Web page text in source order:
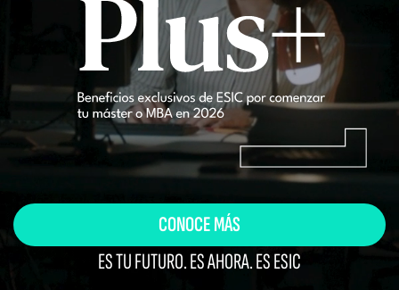
CONOCE MÁS
ES TU FUTURO. ES AHORA. ES ESIC